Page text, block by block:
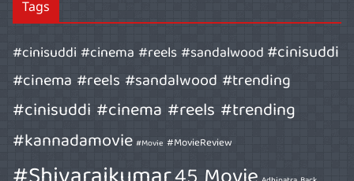
Tags
#cinisuddi #cinema #reels #sandalwood#cinisuddi
#cinema #reels #sandalwood #trending
#cinisuddi #cinema #reels #trending
#kannadamovie #Movie #MovieReview